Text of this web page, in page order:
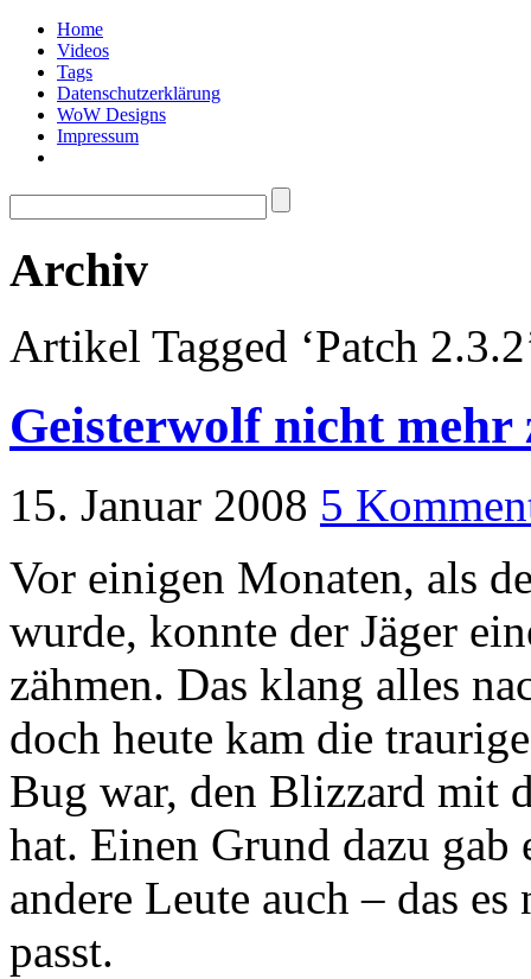
Home
Videos
Tags
Datenschutzerklärung
WoW Designs
Impressum
Archiv
Artikel Tagged ‘Patch
Geisterwolf nicht mehr
15. Januar 2008 5
Vor einigen Monaten, als
wurde, konnte der Jäger
zähmen. Das klang alles
doch heute kam die
Bug war, den Blizzard mit
hat. Einen Grund dazu gab
andere Leute auch – das
passt.